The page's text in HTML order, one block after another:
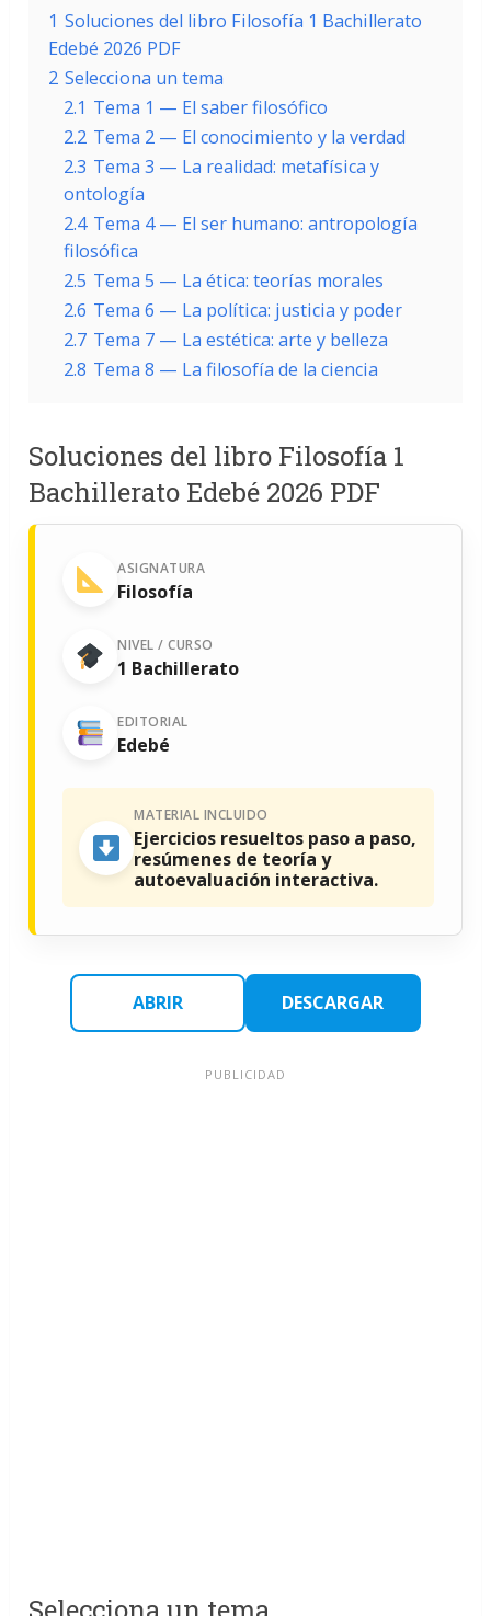
1 Soluciones del libro Filosofía 1 Bachillerato
Edebé 2026 PDF
2 Selecciona un tema
2.1 Tema 1 — El saber filosófico
2.2 Tema 2 — El conocimiento y la verdad
2.3 Tema 3 — La realidad: metafísica y
ontología
2.4 Tema 4 — El ser humano: antropología
filosófica
2.5 Tema 5 — La ética: teorías morales
2.6 Tema 6 — La política: justicia y poder
2.7 Tema 7 — La estética: arte y belleza
2.8 Tema 8 — La filosofía de la ciencia
Soluciones del libro Filosofía 1
Bachillerato Edebé 2026 PDF
ASIGNATURA
Filosofía
NIVEL / CURSO
1 Bachillerato
EDITORIAL
Edebé
MATERIAL INCLUIDO
Ejercicios resueltos paso a paso,
resúmenes de teoría y
autoevaluación interactiva.
ABRIR DESCARGAR